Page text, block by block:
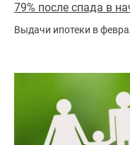
79% после спада в
Выдачи ипотеки в